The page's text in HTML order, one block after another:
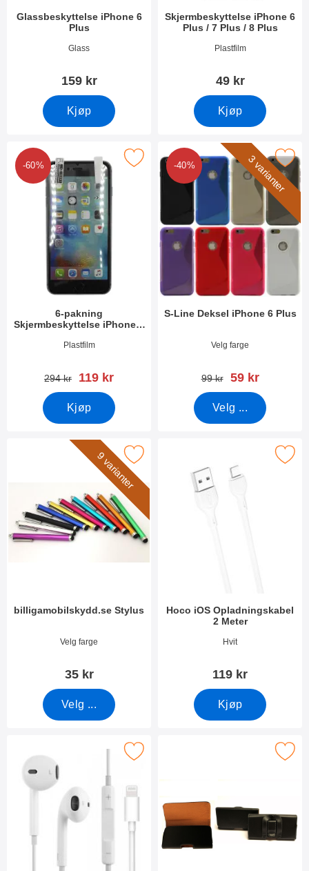
Glassbeskyttelse iPhone 6
Plus
Varenummer 10284
Glass
159 kr
Kjøp
Skjermbeskyttelse iPhone 6
Plus / 7 Plus / 8 Plus
Varenummer 42367
Plastfilm
49 kr
Kjøp
-60%
6-pakning
Skjermbeskyttelse iPhone 6
Varenummer 42366
Plastfilm
gammel pris
294 kr ny pris
119 kr
Kjøp
Skjermbeskyttelse iPhone 6 Plus / 7 Plus / 8 Plus som
3 varianter
-40%
S-Line Deksel iPhone 6 Plus
Varenummer 10162
Velg farge
gammel pris
99 kr ny pris
59 kr
Velg ...
Merk s-Line Deksel iPhone
9 varianter
billigamobilskydd.se Stylus
Varenummer 7666
Velg farge
35 kr
Velg ...
Merk billigamobilskydd.se Stylus som favoritt
Hoco iOS Opladningskabel
2 Meter
Varenummer 10955
Hvit
119 kr
Kjøp
Merk hoco iOS
Merk hoco Headset til Apple iPhone som favoritt
Merk horisontal Universal Wallet